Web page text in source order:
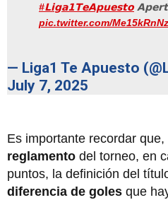
#𝗟𝗶𝗴𝗮𝟭𝗧𝗲𝗔𝗽𝘂𝗲𝘀𝘁𝗼
pic.twitter.com/
— Liga1 Te Apuesto
July 7, 2025
Es importante recordar que,
reglamento del torneo, en
puntos, la definición del
diferencia de goles que